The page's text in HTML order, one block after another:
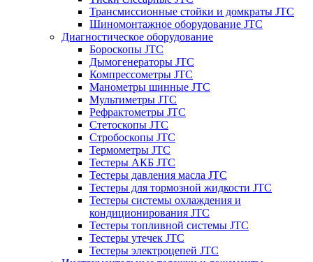
Трансмиссионные стойки и домкраты JTC
Шиномонтажное оборудование JTC
Диагностическое оборудование
Бороскопы JTC
Дымогенераторы JTC
Компрессометры JTC
Манометры шинные JTC
Мультиметры JTC
Рефрактометры JTC
Стетоскопы JTC
Стробоскопы JTC
Термометры JTC
Тестеры АКБ JTC
Тестеры давления масла JTC
Тестеры для тормозной жидкости JTC
Тестеры системы охлаждения и
кондиционирования JTC
Тестеры топливной системы JTC
Тестеры утечек JTC
Тестеры электроцепей JTC